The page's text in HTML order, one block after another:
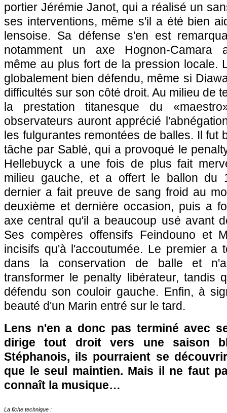
portier Jérémie Janot, qui a réalisé un
ses interventions, même s'il a été bien
lensoise. Sa défense s'en est
notamment un axe Hognon-Camara
même au plus fort de la pression locale.
globalement bien défendu, même si
difficultés sur son côté droit. Au milieu de
la prestation titanesque du
observateurs auront apprécié
les fulgurantes remontées de balles. Il fut
tâche par Sablé, qui a provoqué le
Hellebuyck a une fois de plus fait
milieu gauche, et a offert le ballon du
dernier a fait preuve de sang froid au
deuxième et dernière occasion, puis a
axe central qu'il a beaucoup usé avant
Ses compères offensifs Feindouno et
incisifs qu'à l'accoutumée. Le premier a
dans la conservation de balle et
transformer le penalty libérateur, tandis
défendu son couloir gauche. Enfin, à
beauté d'un Marin entré sur le tard.
Lens n'en a donc pas terminé avec
dirige tout droit vers une saison
Stéphanois, ils pourraient se
que le seul maintien. Mais il ne faut
connaît la musique…
La fiche technique :